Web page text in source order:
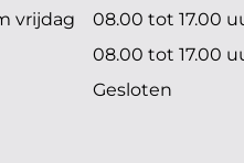
vrijdag
08.00 tot 17.00
08.00 tot 17.00
Gesloten